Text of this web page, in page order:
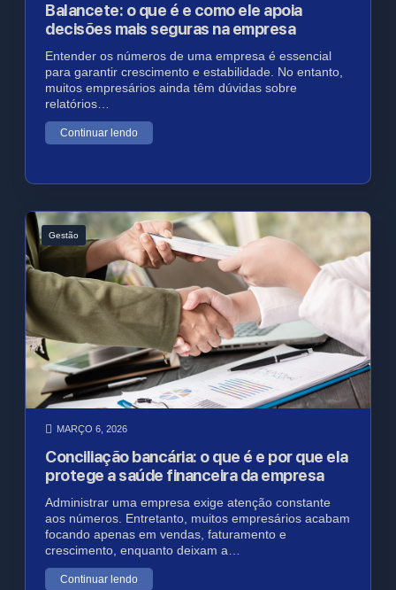
Balancete: o que é e como ele apoia
decisões mais seguras na empresa
Entender os números de uma empresa é essencial
para garantir crescimento e estabilidade. No entanto,
muitos empresários ainda têm dúvidas sobre
relatórios…
Continuar lendo
Gestão
MARÇO 6, 2026
Conciliação bancária: o que é e por que ela
protege a saúde financeira da empresa
Administrar uma empresa exige atenção constante
aos números. Entretanto, muitos empresários acabam
focando apenas em vendas, faturamento e
crescimento, enquanto deixam a…
Continuar lendo